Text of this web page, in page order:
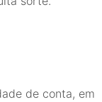
de conta, em